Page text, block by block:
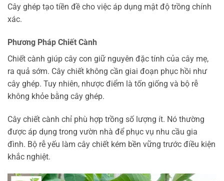
Cây ghép tạo tiền đề cho việc áp dụng mật độ trồng chính
xác.
Phương Pháp Chiết Cành
Chiết cành giúp cây con giữ nguyên đặc tính của cây mẹ,
ra quả sớm. Cây chiết không cần giai đoạn phục hồi như
cây ghép. Tuy nhiên, nhược điểm là tốn giống và bộ rễ
không khỏe bằng cây ghép.
Cây chiết cành chỉ phù hợp trồng số lượng ít. Nó thường
được áp dụng trong vườn nhà để phục vụ nhu cầu gia
đình. Bộ rễ yếu làm cây chiết kém bền vững trước điều kiện
khắc nghiệt.